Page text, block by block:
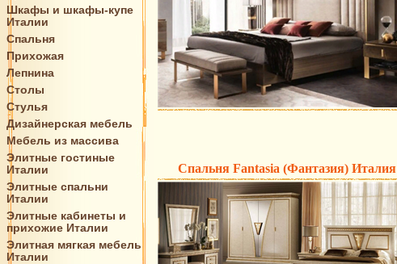
Шкафы и шкафы-купе
Италии
Спальня
Прихожая
Лепнина
Столы
Стулья
Дизайнерская мебель
Мебель из массива
Элитные гостиные
Италии
Элитные спальни
Италии
Элитные кабинеты и
прихожие Италии
Элитная мягкая мебель
Италии
Спальня Fantasia (Фантазия) Италия